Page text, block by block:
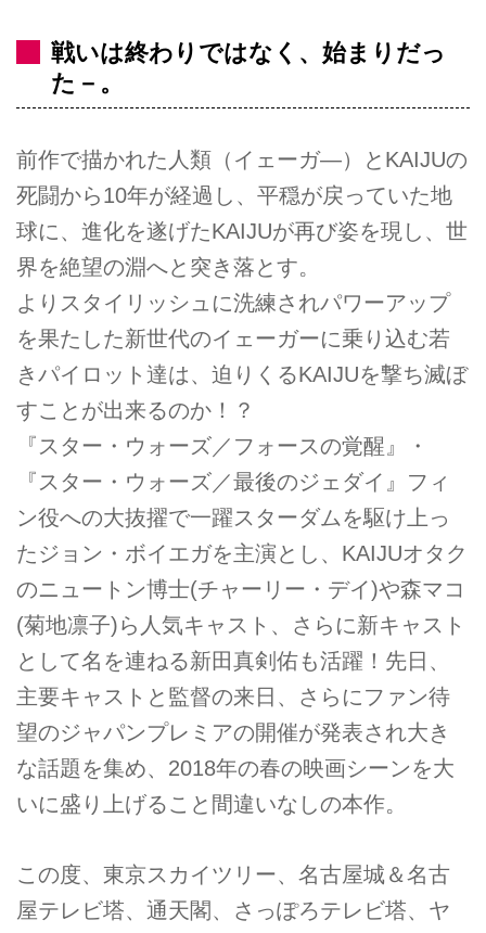
戦いは終わりではなく、始まりだっ
た－。
前作で描かれた人類（イェーガ―）とKAIJUの
死闘から10年が経過し、平穏が戻っていた地
球に、進化を遂げたKAIJUが再び姿を現し、世
界を絶望の淵へと突き落とす。
よりスタイリッシュに洗練されパワーアップ
を果たした新世代のイェーガーに乗り込む若
きパイロット達は、迫りくるKAIJUを撃ち滅ぼ
すことが出来るのか！？
『スター・ウォーズ／フォースの覚醒』・
『スター・ウォーズ／最後のジェダイ』フィ
ン役への大抜擢で一躍スターダムを駆け上っ
たジョン・ボイエガを主演とし、KAIJUオタク
のニュートン博士(チャーリー・デイ)や森マコ
(菊地凛子)ら人気キャスト、さらに新キャスト
として名を連ねる新田真剣佑も活躍！先日、
主要キャストと監督の来日、さらにファン待
望のジャパンプレミアの開催が発表され大き
な話題を集め、2018年の春の映画シーンを大
いに盛り上げること間違いなしの本作。
この度、東京スカイツリー、名古屋城＆名古
屋テレビ塔、通天閣、さっぽろテレビ塔、ヤ